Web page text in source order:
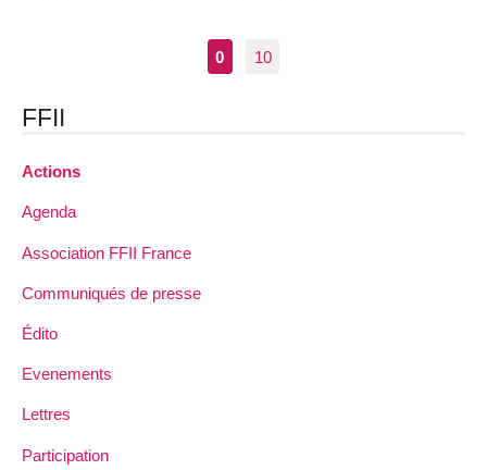
0 10
FFII
Actions
Agenda
Association FFII France
Communiqués de presse
Édito
Evenements
Lettres
Participation